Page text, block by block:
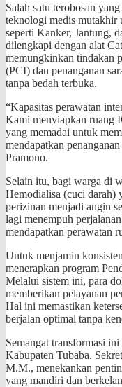
​​Salah satu terobosan
teknologi medis mutakhir
seperti Kanker, Jantung,
dilengkapi dengan alat
memungkinkan tindakan
(PCI) dan penanganan
tanpa bedah terbuka.​
“Kapasitas perawatan
Kami menyiapkan ruang
yang memadai untuk
mendapatkan
Pramono.
​Selain itu, bagi warga di
Hemodialisa (cuci darah)
perizinan menjadi angin
lagi menempuh
mendapatkan perawatan
​​Untuk menjamin
menerapkan program
Melalui sistem ini, para
memberikan pelayanan
Hal ini memastikan
berjalan optimal tanpa
​Semangat transformasi
Kabupaten Tubaba.
M.M., menekankan
yang mandiri dan